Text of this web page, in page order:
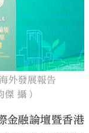
外發展報告
攝）
金融論壇暨香港